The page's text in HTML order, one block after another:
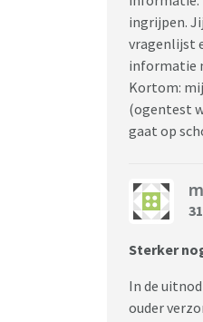
ingrijpen.
vragenlijst
informatie
Kortom:
(ogentest
gaat op
Sterker
In de
ouder